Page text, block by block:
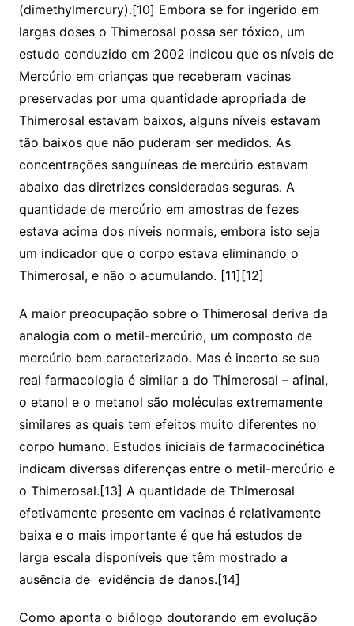
(dimethylmercury).[10] Embora se for ingerido em
largas doses o Thimerosal possa ser tóxico, um
estudo conduzido em 2002 indicou que os níveis de
Mercúrio em crianças que receberam vacinas
preservadas por uma quantidade apropriada de
Thimerosal estavam baixos, alguns níveis estavam
tão baixos que não puderam ser medidos. As
concentrações sanguíneas de mercúrio estavam
abaixo das diretrizes consideradas seguras. A
quantidade de mercúrio em amostras de fezes
estava acima dos níveis normais, embora isto seja
um indicador que o corpo estava eliminando o
Thimerosal, e não o acumulando. [11][12]
A maior preocupação sobre o Thimerosal deriva da
analogia com o metil-mercúrio, um composto de
mercúrio bem caracterizado. Mas é incerto se sua
real farmacologia é similar a do Thimerosal – afinal,
o etanol e o metanol são moléculas extremamente
similares as quais tem efeitos muito diferentes no
corpo humano. Estudos iniciais de farmacocinética
indicam diversas diferenças entre o metil-mercúrio e
o Thimerosal.[13] A quantidade de Thimerosal
efetivamente presente em vacinas é relativamente
baixa e o mais importante é que há estudos de
larga escala disponíveis que têm mostrado a
ausência de evidência de danos.[14]
Como aponta o biólogo doutorando em evolução